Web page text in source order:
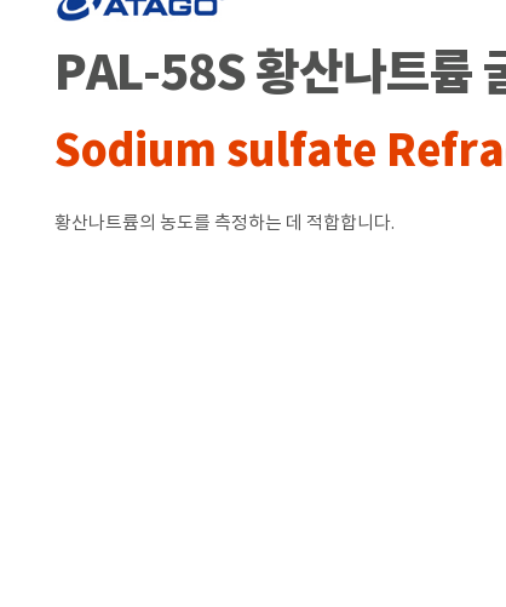
PAL-58S 황산나트륨
Sodium sulfate
황산나트륨의 농도를 측정하는 데 적합합니다.